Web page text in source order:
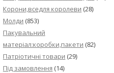
Корони,вседля королеви (28)
Молди (853)
Пакувальний
матеріал:коробки,пакети (82)
Патріотичні товари (29)
Під замовлення (14)